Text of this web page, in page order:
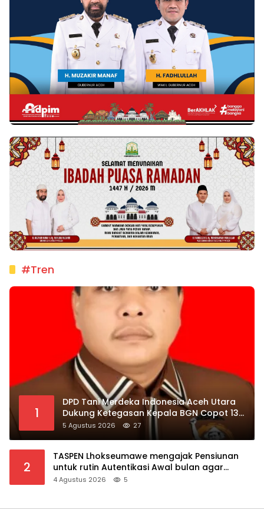
#Tren
1
DPD Tani Merdeka Indonesia Aceh Utara
Dukung Ketegasan Kepala BGN Copot 137
Kepala SPPG
5 Agustus 2026 27
2
TASPEN Lhokseumawe mengajak Pensiunan
untuk rutin Autentikasi Awal bulan agar
Manfaat Pensiun tetap Lancar
4 Agustus 2026 5